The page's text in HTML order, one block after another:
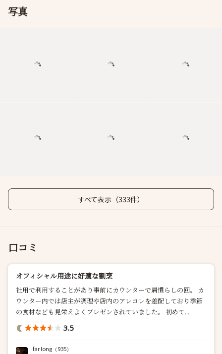
写真
すべて表示（333件）
口コミ
オフィシャル用途に好適な割烹
社用で利用することがあり事前にカウンターで肩慣らしの回。 カ
ウンター内では店主が調理や店内のアレコレを差配しており季節
の食材なども見栄えよくプレゼンされていました。 初めて...
3.5
far long （935）